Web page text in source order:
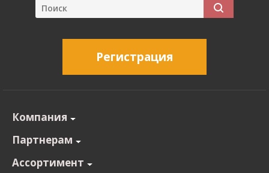
Регистрация
Компания
Партнерам
Ассортимент